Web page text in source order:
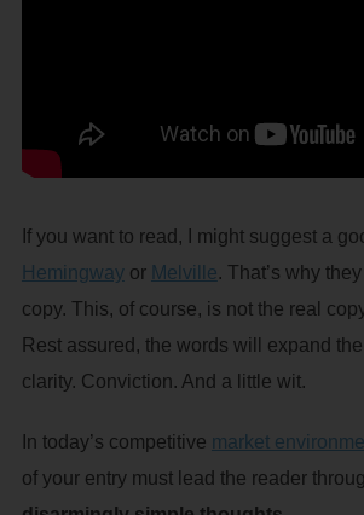
If you want to read, I might suggest a
Hemingwayor Melville. That’s why
copy. This, of course, is not the real
Rest assured, the words will expand
clarity. Conviction. And a little wit.
In today’s competitive market
of your entry must lead the reader